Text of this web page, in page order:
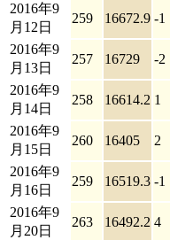
2016年9
月12日
259 16672.9 -1
2016年9
月13日
257 16729 -2
2016年9
月14日
258 16614.2 1
2016年9
月15日
260 16405 2
2016年9
月16日
259 16519.3 -1
2016年9
月20日
263 16492.2 4